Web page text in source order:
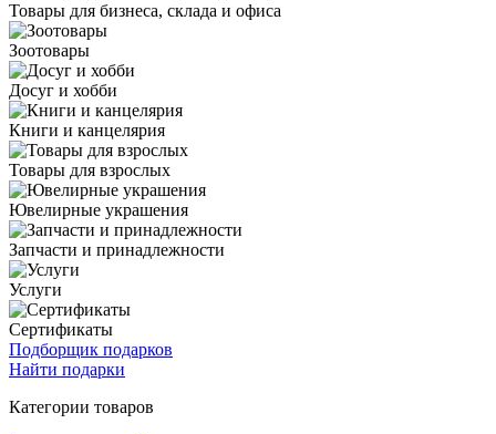
Товары для бизнеса, склада и офиса
Зоотовары
Досуг и хобби
Книги и канцелярия
Товары для взрослых
Ювелирные украшения
Запчасти и принадлежности
Услуги
Сертификаты
Подборщик подарков
Найти подарки
Категории товаров